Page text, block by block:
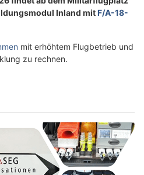
Inland mitF/A-18-
mit erhöhtem Flugbetrieb und
zu rechnen.